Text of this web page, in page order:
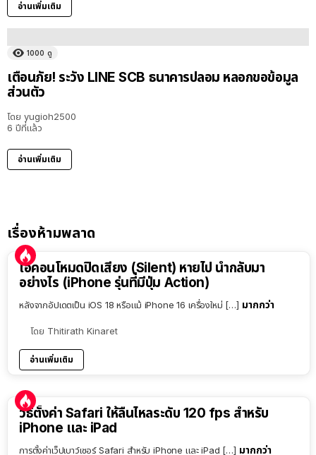
อ่านเพิ่มเติม
1000 ดู
เตือนภัย! ระวัง LINE SCB ธนาคารปลอม หลอกขอข้อมูล
ส่วนตัว
โดย yugioh2500
6 ปีที่แล้ว
อ่านเพิ่มเติม
เรื่องห้ามพลาด
ไอคอนโหมดปิดเสียง (Silent) หายไป นำกลับมา
อย่างไร (iPhone รุ่นที่มีปุ่ม Action)
หลังจากอัปเดตเป็น iOS 18 หรือแม้ iPhone 16 เครื่องใหม่ […] มากกว่า
โดย Thitirath Kinaret
อ่านเพิ่มเติม
วิธีตั้งค่า Safari ให้ลื่นไหลระดับ 120 fps สำหรับ
iPhone และ iPad
การตั้งค่าเว็ปเบาว์เซอร์ Safari สำหรับ iPhone และ iPad […] มากกว่า